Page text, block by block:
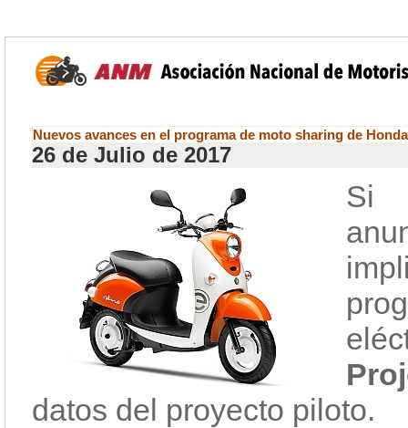
Nuevos avances en el programa de moto sharing de
26 de Julio de 2017
Si
datos del proyecto piloto.